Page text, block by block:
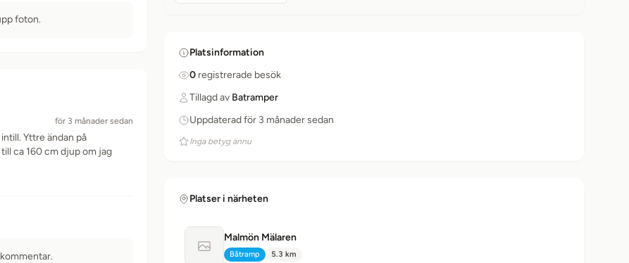
foton.
för 3 månader sedan
Yttre ändan på
ca 160 cm djup om jag
Platsinformation
0 registrerade besök
Tillagd av Batramper
Uppdaterad för 3 månader sedan
Inga betyg ännu
Platser i närheten
Ingen bild tillgänglig
Malmön Mälaren
Typ:
Båtramp Avstånd:
5.3 km